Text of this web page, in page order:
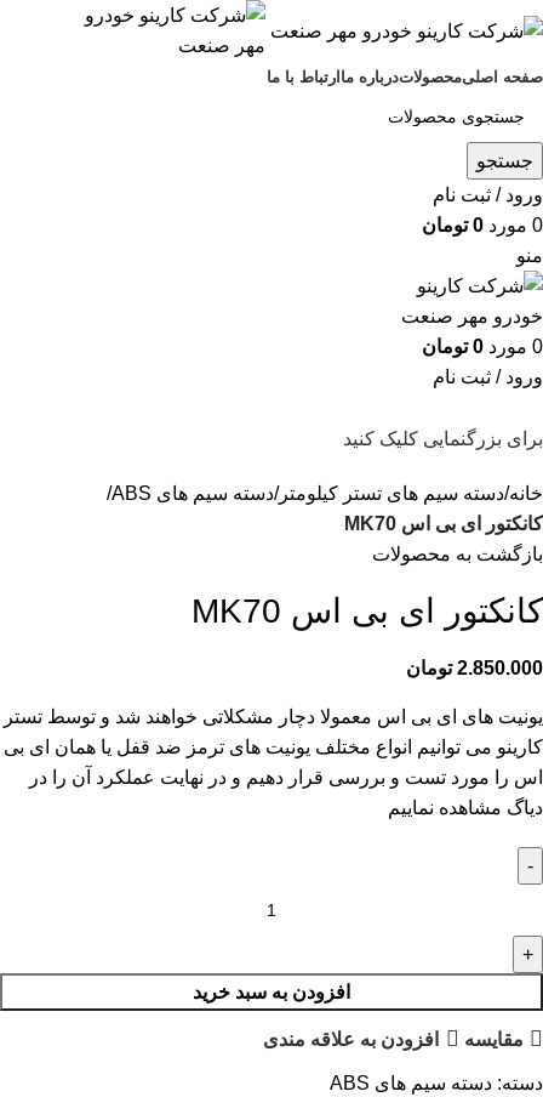
صفحه اصلیمحصولاتدرباره ما ارتباط با ما
جستجو
ورود / ثبت نام
0 مورد 0 تومان
منو
0 مورد 0 تومان
ورود / ثبت نام
برای بزرگنمایی کلیک کنید
خانه دسته سیم های تستر کیلومتر دسته سیم های ABS
کانکتور ای بی اس MK70
بازگشت به محصولات
کانکتور ای بی اس MK70
2.850.000 تومان
یونیت های ای بی اس معمولا دچار مشکلاتی خواهند شد و توسط تستر
کارینو می توانیم انواع مختلف یونیت های ترمز ضد قفل یا همان ای بی
اس را مورد تست و بررسی قرار دهیم و در نهایت عملکرد آن را در
دیاگ مشاهده نماییم
افزودن به سبد خرید
مقايسه افزودن به علاقه مندی
دسته: دسته سیم های ABS